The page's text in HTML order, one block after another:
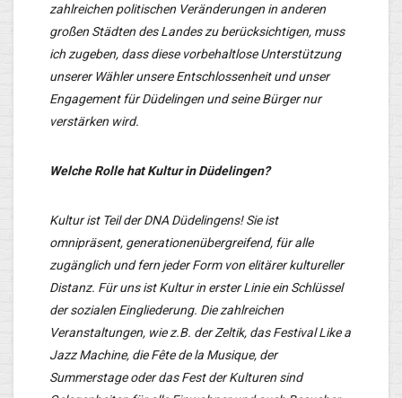
zahlreichen politischen Veränderungen in anderen
großen Städten des Landes zu berücksichtigen, muss
ich zugeben, dass diese vorbehaltlose Unterstützung
unserer Wähler unsere Entschlossenheit und unser
Engagement für Düdelingen und seine Bürger nur
verstärken wird.
Welche Rolle hat Kultur in Düdelingen?
Kultur ist Teil der DNA Düdelingens! Sie ist
omnipräsent, generationenübergreifend, für alle
zugänglich und fern jeder Form von elitärer kultureller
Distanz. Für uns ist Kultur in erster Linie ein Schlüssel
der sozialen Eingliederung. Die zahlreichen
Veranstaltungen, wie z.B. der Zeltik, das Festival Like a
Jazz Machine, die Fête de la Musique, der
Summerstage oder das Fest der Kulturen sind